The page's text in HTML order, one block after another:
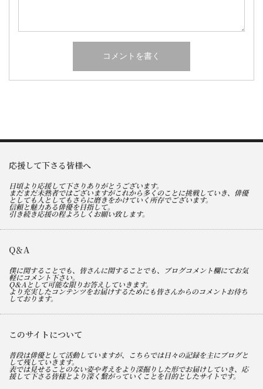
応援して下さる皆様へ
日頃より応援して下さりありがとうございます。
まだまだ未熟者ではございますがこれから多くのことに挑戦していき、俳優
としても人としてもさらに磨きをかけていく所存でございます。
信頼と魅力ある俳優を目指して。
引き続き応援の程よろしくお願い致します。
Q＆A
僕に関することでも、皆さんに関することでも、ブログコメント欄にてお気
軽にコメント下さい。
Q＆Aとして可能な限りお答えしていきます。
より充実したコンテンツをお届けするためにも皆さんからのコメントお待ち
しております。
このサイトについて
普段は俳優として活動していますが、こちらでは日々の記録を主にブログと
して残していきます。
表では見せることのない姿や考えをより深掘りした形でお届けしていき、応
援して下さる皆様とより深く繋がっていくことを目的としたサイトです。